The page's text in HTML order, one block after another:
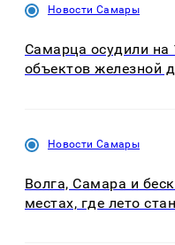
Новости Самары
Самарца осудили на
объектов железной
Новости Самары
Волга, Самара и
местах, где лето